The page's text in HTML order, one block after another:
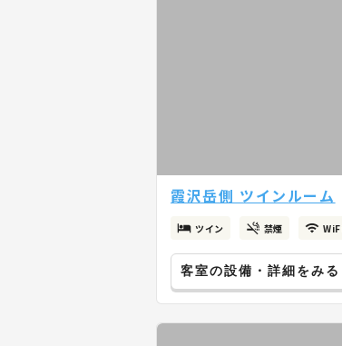
霞沢岳側 ツインルーム
ツイン 禁煙
客室の設備・詳細をみる